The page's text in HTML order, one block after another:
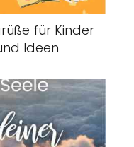
für Kinder
Ideen